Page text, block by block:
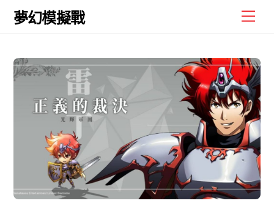
Skip
夢幻模擬戰